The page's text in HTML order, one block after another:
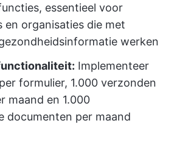
essentieel voor
en organisaties die met
werken
Implementeer
formulier, 1.000 verzonden
maand en 1.000
documenten per maand